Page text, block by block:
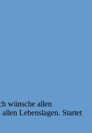
wünsche allen
Lebenslagen. Startet